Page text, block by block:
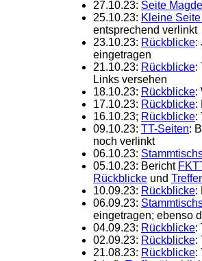
27.10.23: Seite
25.10.23: Kleine
entsprechend verlinkt
23.10.23: Rückblicke:
eingetragen
21.10.23: Rückblicke:
Links versehen
18.10.23: Rückblicke:
17.10.23: Rückblicke:
16.10.23; Rückblicke:
09.10.23: TT-Seiten:
noch verlinkt
06.10.23:
05.10.23: Bericht
Rückblicke und
10.09.23: Rückblicke:
06.09.23:
eingetragen; ebenso
04.09.23: Rückblicke:
02.09.23: Rückblicke:
21.08.23: Rückblicke: